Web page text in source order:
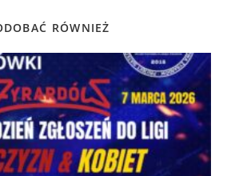
RÓWNIEŻ